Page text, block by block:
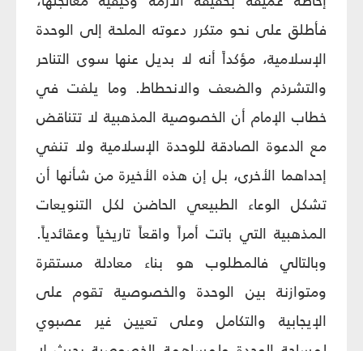
فأطلق على نحو متكرر دعوته الملحة إلى الوحدة
الإسلامية، مؤكداً أنه لا بديل عنها سوى التناحر
والتشرذم والضعف والانحطاط. وما يلفت في
خطاب الإمام أن الخصوصية المذهبية لا تتناقض
مع الدعوة الصادقة للوحدة الإسلامية ولا تنفي
إحداهما الأخرى، بل إن هذه الأخيرة من شأنها أن
تشكل الوعاء الطبيعي الحاضن لكل التنويعات
المذهبية التي باتت أمراً واقعاً تاريخياً وعقائدياً.
وبالتالي فالمطلوب هو بناء معادلة مستقرة
ومتوازنة بين الوحدة والخصوصية تقوم على
الإيجابية والتكامل وعلى تعيين غير عصبوي